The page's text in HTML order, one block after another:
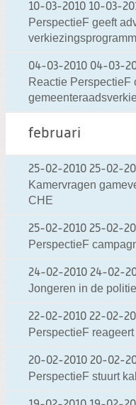
10-03-2010 10-03-
PerspectieF geeft
04-03-2010 04-03-
Reactie PerspectieF
februari
25-02-2010 25-02-
Kamervragen
CHE
25-02-2010 25-02-
PerspectieF
24-02-2010 24-02-
Jongeren in de
22-02-2010 22-02-
PerspectieF
20-02-2010 20-02-
PerspectieF stuurt